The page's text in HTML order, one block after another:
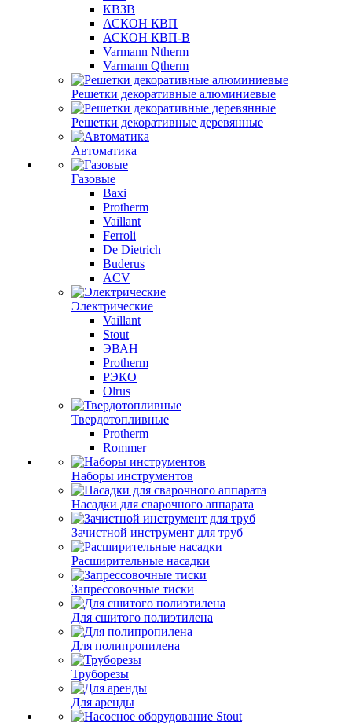
КВЗВ
АСКОН КВП
АСКОН КВП-В
Varmann Ntherm
Varmann Qtherm
Решетки декоративные алюминиевые
Решетки декоративные деревянные
Автоматика
Газовые
Baxi
Protherm
Vaillant
Ferroli
De Dietrich
Buderus
ACV
Электрические
Vaillant
Stout
ЭВАН
Protherm
РЭКО
Olrus
Твердотопливные
Protherm
Rommer
Наборы инструментов
Насадки для сварочного аппарата
Зачистной инструмент для труб
Расширительные насадки
Запрессовочные тиски
Для сшитого полиэтилена
Для полипропилена
Труборезы
Для аренды